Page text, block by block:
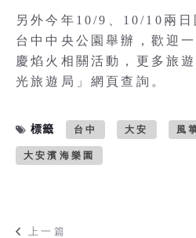
另外今年10/9、10/10兩日
台中中央公園舉辦，歡迎
慶焰火相關活動，更多旅
光旅遊局」網頁查詢。
標籤 台中 大安 風
大安濱海樂園
上一篇